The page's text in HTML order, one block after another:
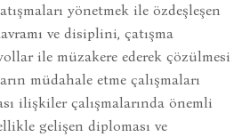
yönetmek ile özdeşleşen
ve disiplini, çatışma
ile müzakere ederek çözülmesi
müdahale etme çalışmaları
ilişkiler çalışmalarında önemli
gelişen diploması ve